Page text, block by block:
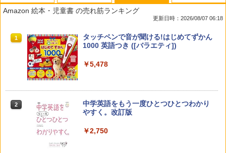
1 先生のためのGoogle AI完全攻略図鑑
2 子どもが変わる魔法の言葉
￥2,200
1
Amazon Fire HD 10 キッズモデル (10イ
ンチ) ピンク 対象年齢3歳から 数千点の
2
パイロット スイスイおえかき for Study
何回も書ける! れんしゅうボード ひらが
な・カタカナ・すうじ・ABC 3歳以上 知
育
Amazon 絵本・児童書 の売れ筋ランキング
更新日時：2026/08/07 06:18
1
タッチペンで音が聞ける!はじめてずかん
1000 英語つき ([バラエティ])
￥5,478
2
中学英語をもう一度ひとつひとつわかり
やすく。改訂版
￥2,750